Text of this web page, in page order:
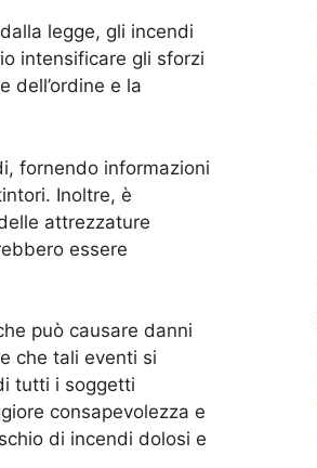
legge, gli incendi
intensificare gli sforzi
dell’ordine e la
fornendo informazioni
Inoltre, è
attrezzature
essere
può causare danni
che tali eventi si
tutti i soggetti
consapevolezza e
di incendi dolosi e